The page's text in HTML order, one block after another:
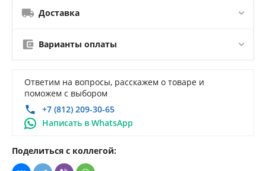
Доставка
Варианты оплаты
Ответим на вопросы, расскажем о товаре и
поможем с выбором
+7 (812) 209-30-65
Написать в WhatsApp
Поделиться с коллегой: